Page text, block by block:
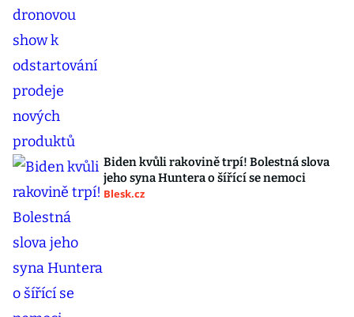
Biden kvůli rakovině trpí! Bolestná slova
jeho syna Huntera o šířící se nemoci
Blesk.cz